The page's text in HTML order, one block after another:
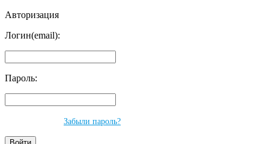
Авторизация
Логин(email):
Пароль:
Забыли пароль?